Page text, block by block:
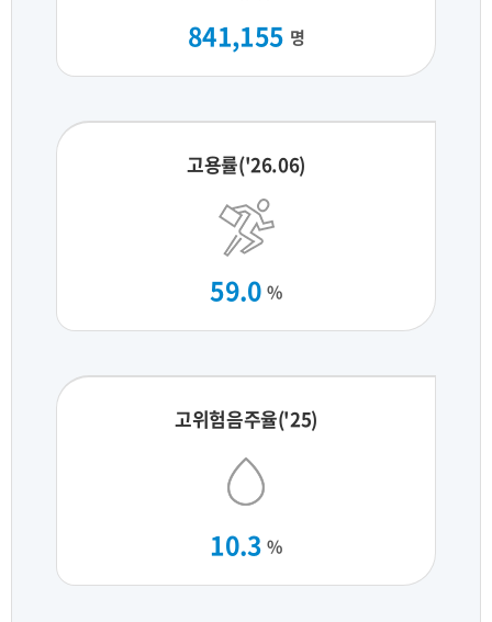
841,155 명
고용률('26.06)
59.0 %
고위험음주율('25)
10.3 %